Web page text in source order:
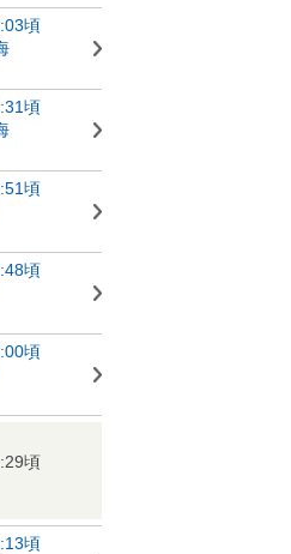
頃
頃
頃
頃
頃
頃
頃